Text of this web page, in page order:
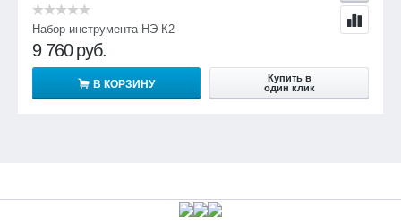
Набор инструмента НЭ-К2
9 760 руб.
В КОРЗИНУ
Купить в
один клик